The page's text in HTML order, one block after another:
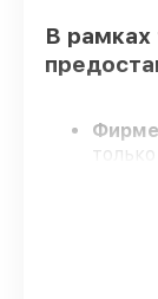
В рамках